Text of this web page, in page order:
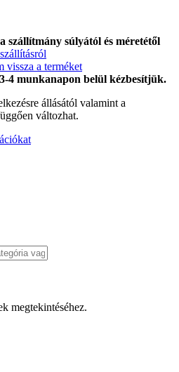
szállítmány súlyától és méretétől
vissza a terméket
4 munkanapon belül kézbesítjük.
állásától valamint a
változhat.
megtekintéséhez.